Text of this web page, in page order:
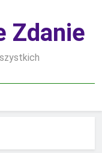
Zdanie